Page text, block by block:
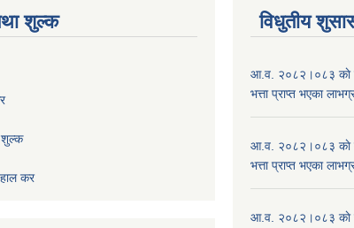
शुल्क
शुल्क
कर
विधुतीय
आ.व. २०८२।०८३ काे
भत्ता प्राप्त भएका
आ.व. २०८२।०८३ काे
भत्ता प्राप्त भएका
आ.व. २०८२।०८३ काे